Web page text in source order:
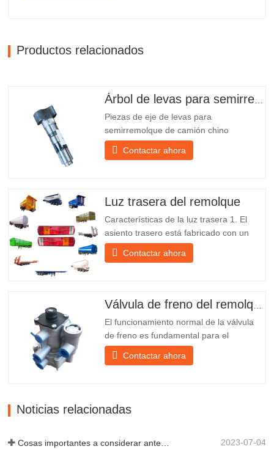
Productos relacionados
Piezas de eje de levas para
semirremolque de camión chino
PO218971, muy vendidas Presupuesto
Producto Repuestos para remolques
nosotros Chengda Group es un
fabricante chino de semirremolques con
su propia...
Contactar ahora
Luz trasera del remolque
Características de la luz trasera 1. El
asiento trasero está fabricado con un
soporte de hierro, mucho más resistente
que otros materiales. Se incluyen
hierro delante de la pantalla de la
Contactar ahora
El funcionamiento normal de la válvula
de freno es fundamental para el
estacionamiento, ya que facilita el
frenado suave del remolque. Chengda,
tipos de remolques, integrando
producción, investigación y desarrollo
Contactar ahora
Noticias relacionadas
Cosas importantes a considerar antes de comprar un remolque volquete 2023-07-04